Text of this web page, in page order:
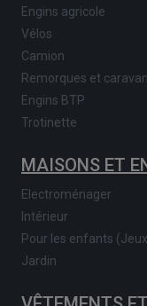
Engins agricole
Vélos
Camion
Remorques et
Engins BTP
Trotinette
MAISONS ET
Electroménager
Intérieur
Pour les enfants
Jardin